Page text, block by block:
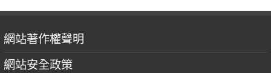
網站著作權聲明
網站安全政策